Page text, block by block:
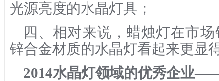
光源亮度的水晶灯具；
四、相对来说，蜡烛灯在市
锌合金材质的水晶灯看起来更显
2014水晶灯领域的优秀企业